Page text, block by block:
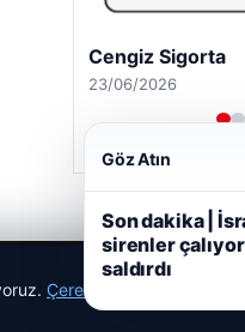
Cengiz Sigorta
23/06/2026
Çerez Politikamız
Göz Atın
Son dakika |
sirenler
saldırdı